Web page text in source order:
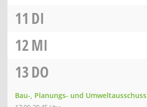
11 DI
12MI
13DO
Bau-, Planungs- und Umweltausschuss